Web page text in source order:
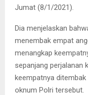
Jumat (8/1/2021).
Dia menjelaskan
menembak empat
menangkap
sepanjang perjalanan
keempatnya
oknum Polri tersebut.